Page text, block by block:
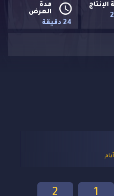
الإنتاج
مدة
العرض
24 دقيقة
2 1